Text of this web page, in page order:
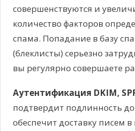
совершенствуются и
количество факторов
спама. Попадание в базу
(блеклисты) серьезно
вы регулярно совершаете
Аутентификация DKIM,
подтвердит подлинность
обеспечит доставку писем